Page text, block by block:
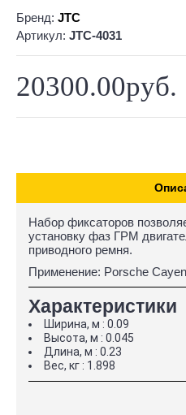
Бренд: JTC
Артикул: JTC-4031
20300.00руб.
Набор фиксаторов
установку фаз ГРМ
приводного ремня.
Применение: Porsche
Характеристики
Ширина, м : 0.09
Высота, м : 0.045
Длина, м : 0.23
Вес, кг : 1.898